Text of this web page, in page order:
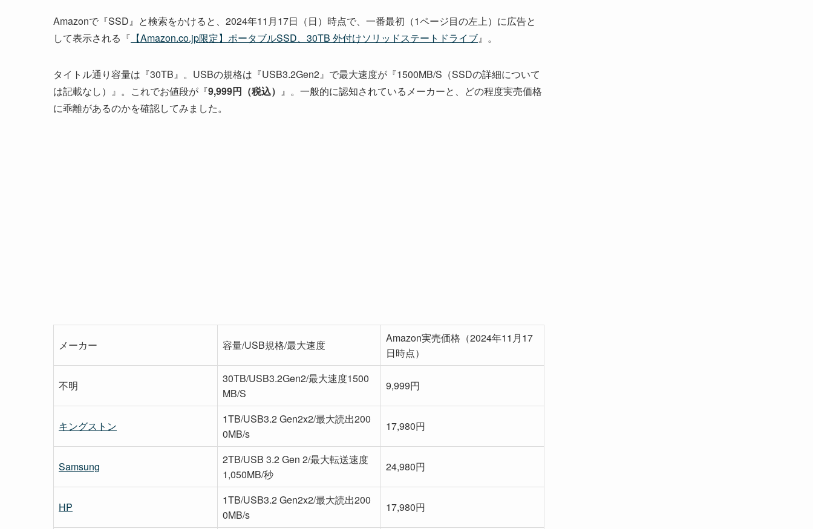
Amazonで『SSD』と検索をかけると、2024年11月17日（日）時点で、一番最初（1ページ目の左上）に広告と
して表示される『 【Amazon.co.jp限定】ポータブルSSD、30TB 外付けソリッドステートドライブ』。
タイトル通り容量は『30TB』。USBの規格は『USB3.2Gen2』で最大速度が『1500MB/S（SSDの詳細について
は記載なし）』。これでお値段が『9,999円（税込） 』。一般的に認知されているメーカーと、どの程度実売価格
に乖離があるのかを確認してみました。
メーカー 容量/USB規格/最大速度
Amazon実売価格（2024年11月17
日時点）
不明
30TB/USB3.2Gen2/最大速度1500
MB/S
9,999円
キングストン
1TB/USB3.2 Gen2x2/最大読出200
0MB/s
17,980円
Samsung
2TB/USB 3.2 Gen 2/最大転送速度
1,050MB/秒
24,980円
HP
1TB/USB3.2 Gen2x2/最大読出200
0MB/s
17,980円